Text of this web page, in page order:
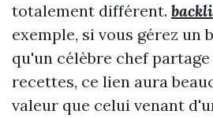
totalement différent.
exemple, si vous gérez un
qu'un célèbre chef
recettes, ce lien aura
valeur que celui venant